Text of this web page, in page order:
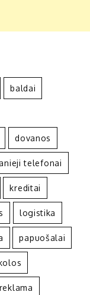
baldai
dovanos
telefonai
kreditai
logistika
papuošalai
reklama